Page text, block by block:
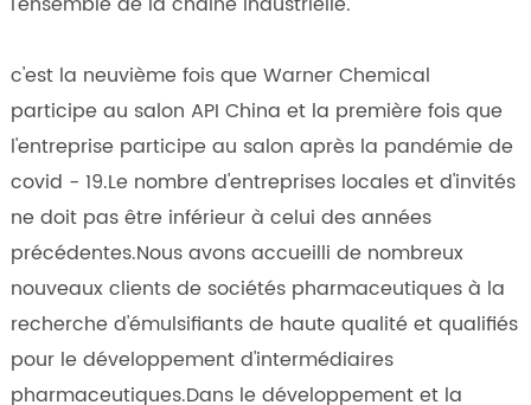
c'est la neuvième fois que Warner Chemical
participe au salon API China et la première fois que
l'entreprise participe au salon après la pandémie de
covid - 19.Le nombre d'entreprises locales et d'invités
ne doit pas être inférieur à celui des années
précédentes.Nous avons accueilli de nombreux
nouveaux clients de sociétés pharmaceutiques à la
recherche d'émulsifiants de haute qualité et qualifiés
pour le développement d'intermédiaires
pharmaceutiques.Dans le développement et la